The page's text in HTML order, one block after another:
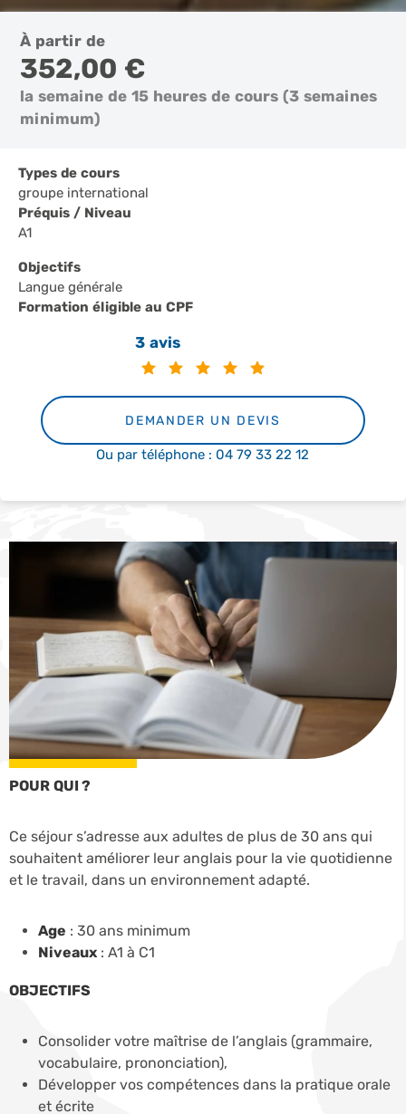
À partir de
352,00 €
la semaine de 15 heures de cours (3 semaines
minimum)
Types de cours
groupe international
Préquis / Niveau
A1
Objectifs
Langue générale
Formation éligible au CPF
3 avis
DEMANDER UN DEVIS
Ou par téléphone : 04 79 33 22 12
POUR QUI ?
Ce séjour s’adresse aux adultes de plus de 30 ans qui
souhaitent améliorer leur anglais pour la vie quotidienne
et le travail, dans un environnement adapté.
Age : 30 ans minimum
Niveaux : A1 à C1
OBJECTIFS
Consolider votre maîtrise de l’anglais (grammaire,
vocabulaire, prononciation),
Développer vos compétences dans la pratique orale
et écrite